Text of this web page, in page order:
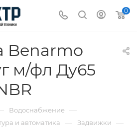
0
Benarmo
м/фл Ду65
Водоснабжение —
и автоматика — Задвижки —